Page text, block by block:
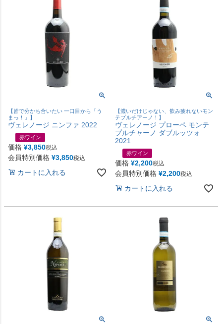
【皆で分かち合いたい 一口目から「う
まっ！」】
ヴェレノージ ニンファ 2022
赤ワイン
価格 ¥3,850税込
会員特別価格 ¥3,850税込
カートに入れる
【濃いだけじゃない、飲み疲れないモン
テプルチアーノ！】
ヴェレノージ プローペ モンテ
プルチャーノ ダブルッツォ
2021
赤ワイン
価格 ¥2,200税込
会員特別価格 ¥2,200税込
カートに入れる